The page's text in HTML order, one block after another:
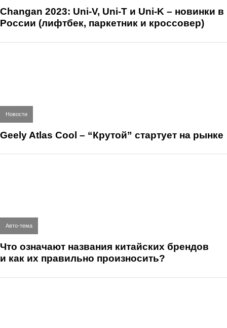
Changan 2023: Uni-V, Uni-T и Uni-K – новинки в
России (лифтбек, паркетник и кроссовер)
Новости
Geely Atlas Cool – “Крутой” стартует на рынке
Авто-тема
Что означают названия китайских брендов
и как их правильно произносить?